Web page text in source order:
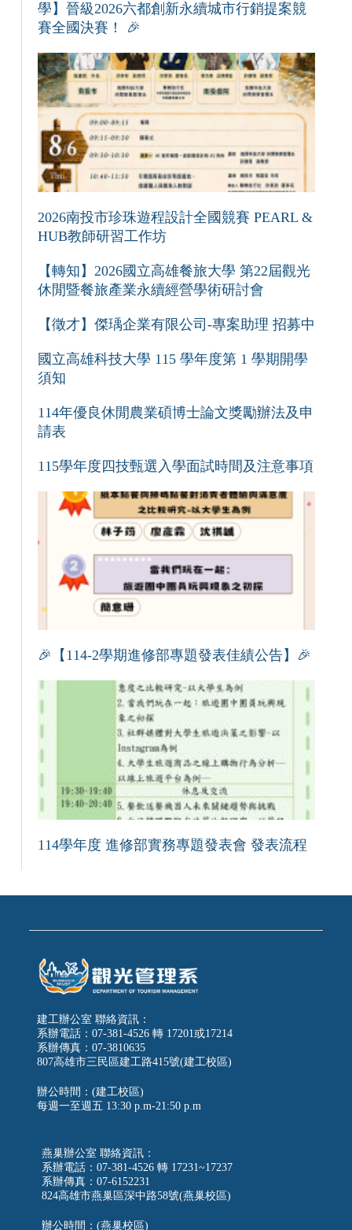
學】晉級2026六都創新永續城市行銷提案競
賽全國決賽！ 🎉
2026南投市珍珠遊程設計全國競賽 PEARL &
HUB教師研習工作坊
【轉知】2026國立高雄餐旅大學 第22屆觀光
休閒暨餐旅產業永續經營學術研討會
【徵才】傑瑀企業有限公司-專案助理 招募中
國立高雄科技大學 115 學年度第 1 學期開學
須知
114年優良休閒農業碩博士論文獎勵辦法及申
請表
115學年度四技甄選入學面試時間及注意事項
🎉【114-2學期進修部專題發表佳績公告】🎉
114學年度 進修部實務專題發表會 發表流程
建工辦公室 聯絡資訊：
系辦電話：07-381-4526 轉 17201或17214
系辦傳真：07-3810635
807高雄市三民區建工路415號(建工校區)
辦公時間：(建工校區)
每週一至週五 13:30 p.m-21:50 p.m
燕巢辦公室 聯絡資訊：
系辦電話：07-381-4526 轉 17231~17237
系辦傳真：07-6152231
824高雄市燕巢區深中路58號(燕巢校區)
辦公時間：(燕巢校區)